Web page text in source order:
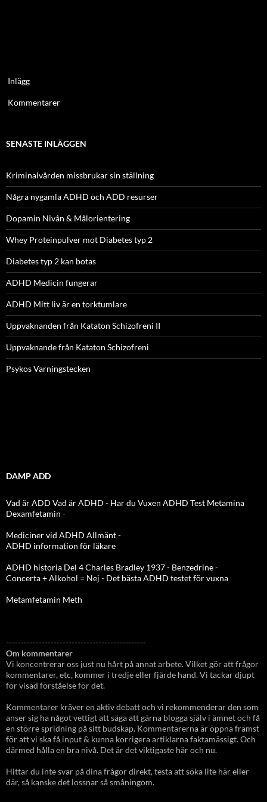
Inlägg
Kommentarer
SENASTE INLÄGGEN
Kriminalvården missbrukar sin ställning
Några nygamla ADHD och ADD resurser
Dopamin Nivån & Målorientering
Whey Proteinpulver mot Diabetes typ 2
Diabetes typ 2 kan botas
ADHD Medicin fungerar
ADHD Mitt liv är en torktumlare
Uppvaknanden från Kataton Schizofreni II
Uppvaknande från Kataton Schizofreni
Psykos Varningstecken
DAMP ADD
Vad är ADD Vad är ADHD - Har du Vuxen ADHD Test Metamina
Dexamfetamin -
Mediciner vid ADHD Allmänt-
ADHD information för läkare
ADHD historia Del 4 Charles Bradley 1937 - Benzedrine-
Concerta + Alkohol = Nej - Det bästa ADHD testet för vuxna
Metamfetamin Meth
-----------------------------------------------
Om kommentarer
Vi koncentrerar oss just nu hårt på annat arbete. Vilket gör att frågor
kommentarer, etc, kommer i tredje eller fjärde hand. Vi tackar djupt
för visad förståelse för det.
Kommentarer kräver en aktiv debatt och vi rekommenderar den som
anser sig ha något vettigt att säga att gärna blogga själv i ämnet och få
en större spridning på sitt budskap. Kommentarerna är öppna främst
för att vi ska få input & kunna korrigera artiklarna faktamässigt. Och
därmed hålla en bra nivå. Det är det viktigaste här och nu.
Hittar du inte svar på dina frågor direkt, testa att söka lite här eller
där, så kanske det lossnar så småningom.